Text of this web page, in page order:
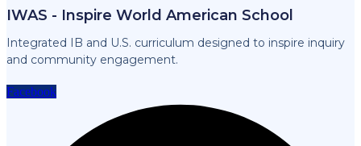
IWAS - Inspire World American School
Integrated IB and U.S. curriculum designed to inspire inquiry
and community engagement.
Facebook